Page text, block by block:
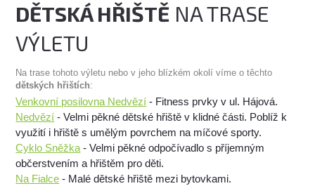
DĚTSKÁ HŘIŠTĚ NA TRASE
VÝLETU
Na trase tohoto výletu nebo v jeho blízkém okolí víme o těchto
dětských hřištích:
Venkovní posilovna Nedvězí - Fitness prvky v ul. Hájová.
Nedvězí - Velmi pěkné dětské hřiště v klidné části. Poblíž k
využití i hřiště s umělým povrchem na míčové sporty.
Cyklo Sněžka - Velmi pěkné odpočívadlo s příjemným
občerstvením a hřištěm pro děti.
Na Fialce - Malé dětské hřiště mezi bytovkami.